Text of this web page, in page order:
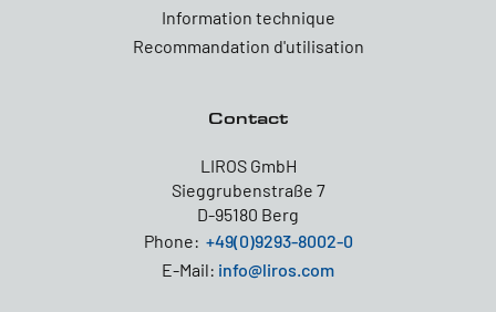
Information technique
Recommandation d'utilisation
Contact
LIROS GmbH
Sieggrubenstraße 7
D-95180 Berg
Phone: +49(0)9293-8002-0
E-Mail: info@liros.com